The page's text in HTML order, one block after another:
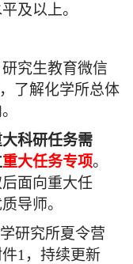
及以上。
究生教育微信
了解化学所总体
科研任务需
重大任务专项。
面向重大任
导师。
研究所夏令营
1，持续更新